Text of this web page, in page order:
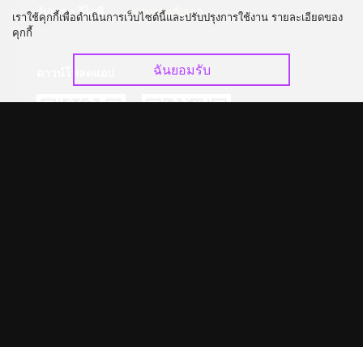
อัปเกรด วีไอพี
ร่วมงานกับเรา
เราใช้คุกกี้เพื่อดำเนินการเว็บไซต์นี้และปรับปรุงการใช้งาน รายละเอียดของ
คุกกี้
ฉันยอมรับ